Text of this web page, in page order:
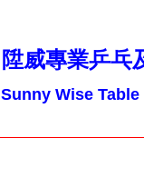
陞威專業乒乓
Sunny Wise